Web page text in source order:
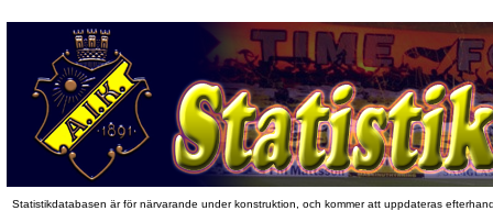
Statistikdatabasen är för närvarande under konstruktion, och kommer att uppdateras